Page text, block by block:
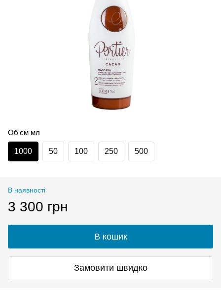
Об'єм мл
1000 50 100 250 500
В наявності
3 300 грн
В кошик
Замовити швидко